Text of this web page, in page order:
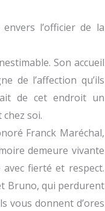
l’officier de la
Son accueil
de l’affection qu’ils
de cet endroit un
soi.
Franck Maréchal,
demeure vivante
fierté et respect.
Bruno, qui perdurent
vous donnent d’ores